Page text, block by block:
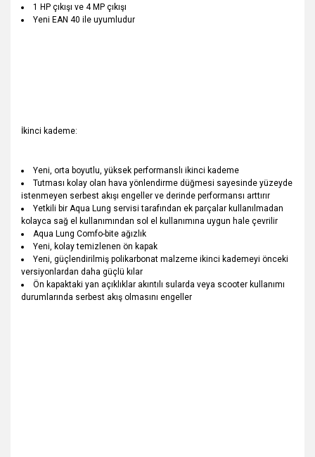
1 HP çıkışı ve 4 MP çıkışı
Yeni EAN 40 ile uyumludur
İkinci kademe:
Yeni, orta boyutlu, yüksek performanslı ikinci kademe
Tutması kolay olan hava yönlendirme düğmesi sayesinde yüzeyde
istenmeyen serbest akışı engeller ve derinde performansı arttırır
Yetkili bir Aqua Lung servisi tarafından ek parçalar kullanılmadan
kolayca sağ el kullanımından sol el kullanımına uygun hale çevrilir
Aqua Lung Comfo-bite ağızlık
Yeni, kolay temizlenen ön kapak
Yeni, güçlendirilmiş polikarbonat malzeme ikinci kademeyi önceki
versiyonlardan daha güçlü kılar
Ön kapaktaki yan açıklıklar akıntılı sularda veya scooter kullanımı
durumlarında serbest akış olmasını engeller